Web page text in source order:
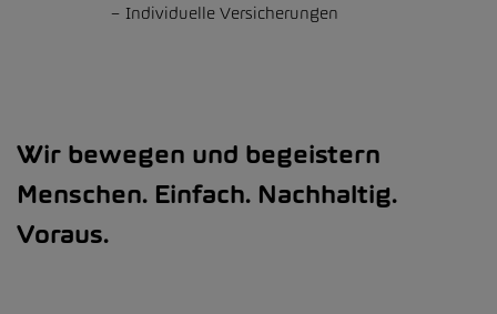
Individuelle Versicherungen
Wir bewegen und begeistern
Menschen. Einfach. Nachhaltig.
Voraus.